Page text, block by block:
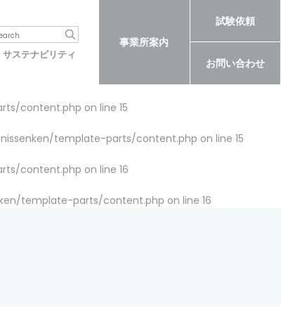
サステナビリティ
事業所案内
試験依頼
お問い合わせ
content.php on line 15
template-parts/content.php on line 15
content.php on line 16
template-parts/content.php on line 16